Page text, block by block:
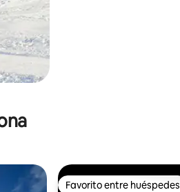
Favorito entre huéspedes